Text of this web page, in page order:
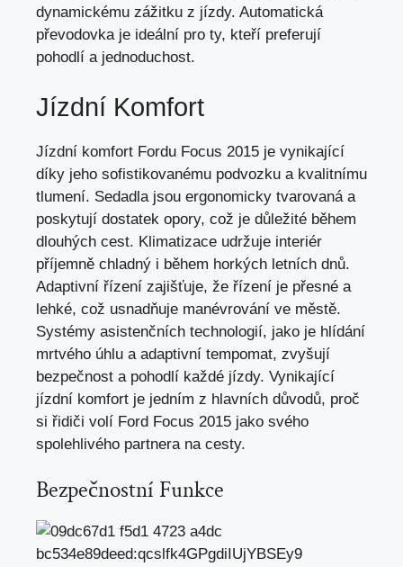
dynamickému zážitku z jízdy. Automatická
převodovka je ideální pro ty, kteří preferují
pohodlí a jednoduchost.
Jízdní Komfort
Jízdní komfort Fordu Focus 2015 je vynikající
díky jeho sofistikovanému podvozku a kvalitnímu
tlumení. Sedadla jsou ergonomicky tvarovaná a
poskytují dostatek opory, což je důležité během
dlouhých cest. Klimatizace udržuje interiér
příjemně chladný i během horkých letních dnů.
Adaptivní řízení zajišťuje, že řízení je přesné a
lehké, což usnadňuje manévrování ve městě.
Systémy asistenčních technologií, jako je hlídání
mrtvého úhlu a adaptivní tempomat, zvyšují
bezpečnost a pohodlí každé jízdy. Vynikající
jízdní komfort je jedním z hlavních důvodů, proč
si řidiči volí Ford Focus 2015 jako svého
spolehlivého partnera na cesty.
Bezpečnostní Funkce